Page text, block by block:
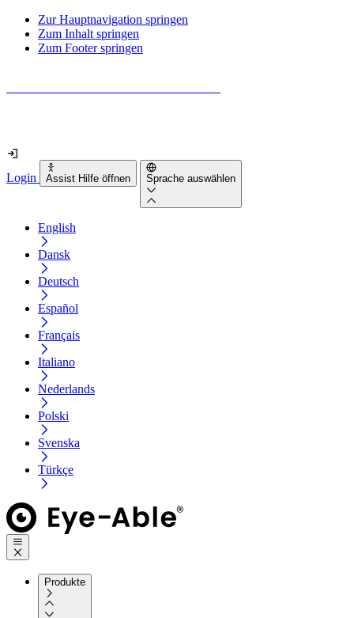
Zur Hauptnavigation springen
Zum Inhalt springen
Zum Footer springen
Login Assist Hilfe öffnen Sprache auswählen
English
Dansk
Deutsch
Español
Français
Italiano
Nederlands
Polski
Svenska
Türkçe
Produkte